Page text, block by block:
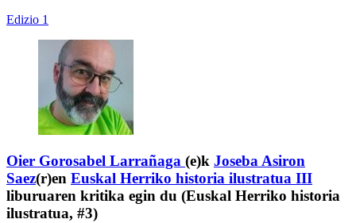
Edizio 1
Oier Gorosabel Larrañaga (e)k Joseba Asiron
Saez(r)en Euskal Herriko historia ilustratua III
liburuaren kritika egin du (Euskal Herriko historia
ilustratua, #3)